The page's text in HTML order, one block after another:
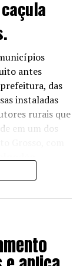
e
do grupo
acionista
Rastetter,
sobre o
da FS,
produção de
antes
das
instaladas
rurais que
em um dos